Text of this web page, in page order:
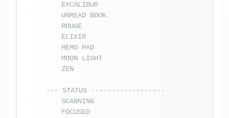
EXCALIBUR
UNREAD BOOK
ROUGE
ELIXIR
MEMO PAD
MOON LIGHT
ZEN
--- STATUS ------------------
SCANNING
FOCUSED